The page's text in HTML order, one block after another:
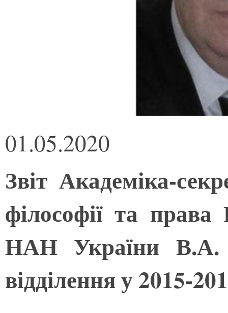
01.05.2020
Звіт Академіка-
філософії та
НАН України В.А.
відділення у 2015-